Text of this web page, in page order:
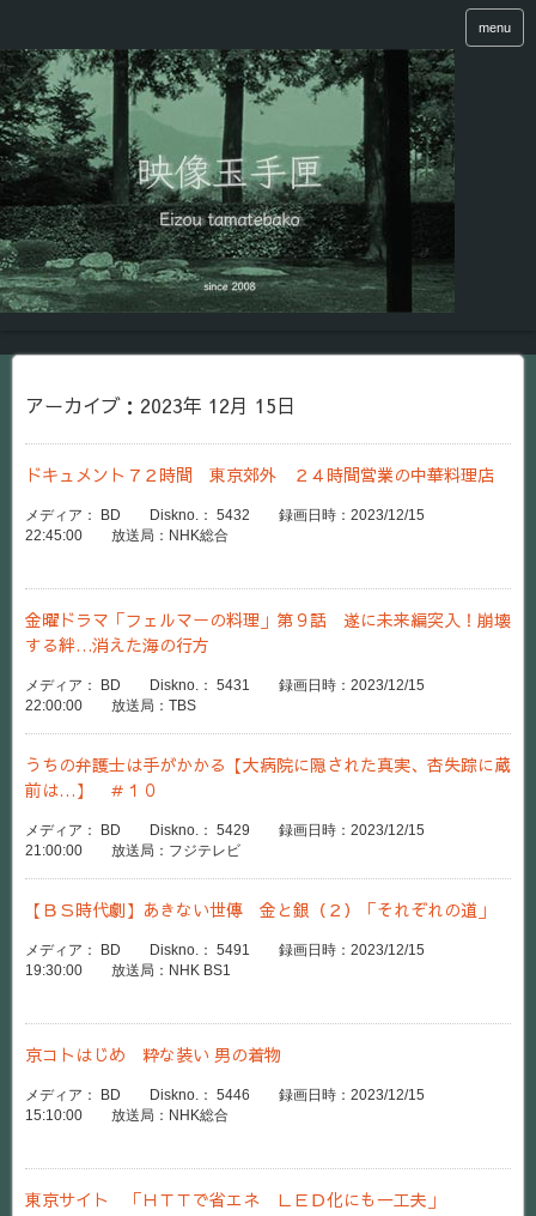
menu
アーカイブ：2023年 12月 15日
ドキュメント７２時間 東京郊外 ２４時間営業の中華料理店
メディア： BD Diskno.： 5432 録画日時：2023/12/15
22:45:00 放送局：NHK総合
金曜ドラマ「フェルマーの料理」第９話 遂に未来編突入！崩壊
する絆…消えた海の行方
メディア： BD Diskno.： 5431 録画日時：2023/12/15
22:00:00 放送局：TBS
うちの弁護士は手がかかる【大病院に隠された真実、杏失踪に蔵
前は…】 ＃１０
メディア： BD Diskno.： 5429 録画日時：2023/12/15
21:00:00 放送局：フジテレビ
【ＢＳ時代劇】あきない世傳 金と銀（２）「それぞれの道」
メディア： BD Diskno.： 5491 録画日時：2023/12/15
19:30:00 放送局：NHK BS1
京コトはじめ 粋な装い 男の着物
メディア： BD Diskno.： 5446 録画日時：2023/12/15
15:10:00 放送局：NHK総合
東京サイト 「ＨＴＴで省エネ ＬＥＤ化にも一工夫」